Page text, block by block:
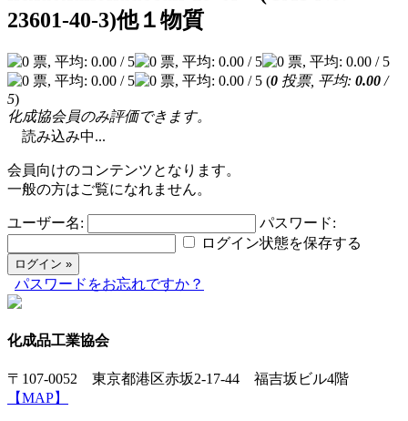
23601-40-3)他１物質
(0 投票, 平均: 0.00 /
5)
化成協会員のみ評価できます。
読み込み中...
会員向けのコンテンツとなります。
一般の方はご覧になれません。
ユーザー名:
パスワード:
ログイン状態を保存する
パスワードをお忘れですか？
化成品工業協会
〒107-0052 東京都港区赤坂2-17-44 福吉坂ビル4階
【MAP】